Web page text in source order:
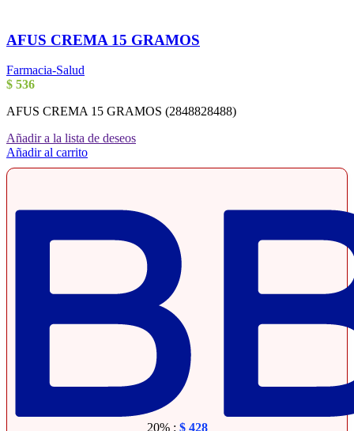
AFUS CREMA 15 GRAMOS
Farmacia-Salud
$ 536
AFUS CREMA 15 GRAMOS (2848828488)
Añadir a la lista de deseos
Añadir al carrito
20% : $428